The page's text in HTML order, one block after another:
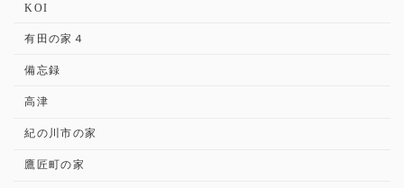
KOI
有田の家４
備忘録
高津
紀の川市の家
鷹匠町の家